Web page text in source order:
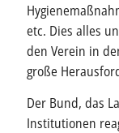
etc. Dies alles
den Verein in
große
Der Bund, das
Institutionen